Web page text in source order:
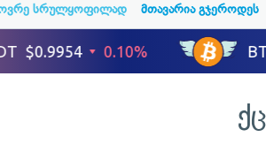
სრულყოფილად მთავარია გჯეროდეს